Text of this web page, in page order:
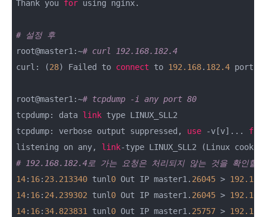
Thank you for using nginx.
# 설정 후
root@master1:~# curl 192.168.182.4
curl: (28) Failed to connect to 192.168. 182.4 port
root@master1:~# tcpdump -i any port 80
tcpdump: data link type LINUX_SLL2
tcpdump: verbose output suppressed, use -v[v]... for
listening on any, link-type LINUX_SLL2 (Linux
# 192.168.182.4로 가는 요청은 처리되지 않는 것을 확인할
14: 16: 23.213340 tunl 0 Out IP master1. 26045 > 192.168
14: 16: 24.239302 tunl 0 Out IP master1. 26045 > 192.168
14: 16: 34.823831 tunl 0 Out IP master1. 25757 > 192.168